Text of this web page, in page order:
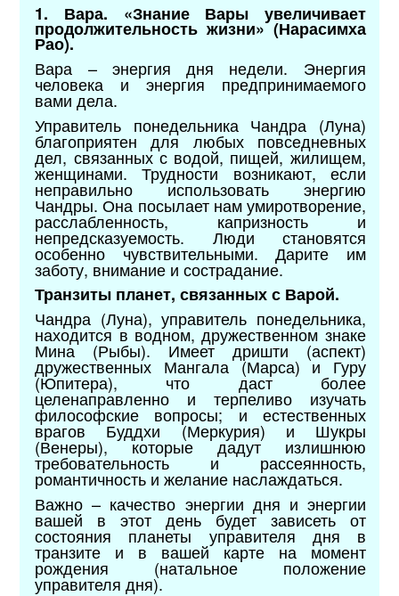
1. Вара. «Знание Вары увеличивает
продолжительность жизни» (Нарасимха
Рао).
Вара – энергия дня недели. Энергия
человека и энергия предпринимаемого
вами дела.
Управитель понедельника Чандра (Луна)
благоприятен для любых повседневных
дел, связанных с водой, пищей, жилищем,
женщинами. Трудности возникают, если
неправильно использовать энергию
Чандры. Она посылает нам умиротворение,
расслабленность, капризность и
непредсказуемость. Люди становятся
особенно чувствительными. Дарите им
заботу, внимание и сострадание.
Транзиты планет, связанных с Варой.
Чандра (Луна), управитель понедельника,
находится в водном, дружественном знаке
Мина (Рыбы). Имеет дришти (аспект)
дружественных Мангала (Марса) и Гуру
(Юпитера), что даст более
целенаправленно и терпеливо изучать
философские вопросы; и естественных
врагов Буддхи (Меркурия) и Шукры
(Венеры), которые дадут излишнюю
требовательность и рассеянность,
романтичность и желание наслаждаться.
Важно – качество энергии дня и энергии
вашей в этот день будет зависеть от
состояния планеты управителя дня в
транзите и в вашей карте на момент
рождения (натальное положение
управителя дня).